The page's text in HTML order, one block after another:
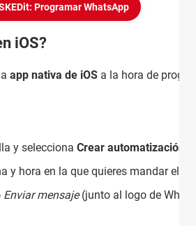
Programar WhatsApp
iOS?
app nativa de iOS a la hora de
y selecciona Crear automatización
y hora en la que quieres mandar el
Enviar mensaje (junto al logo de